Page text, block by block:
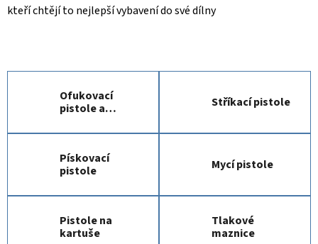
kteří chtějí to nejlepší vybavení do své dílny
Ofukovací
pistole a
Stříkací pistole
Pískovací
pistole
Mycí pistole
Pistole na
kartuše
Tlakové
maznice